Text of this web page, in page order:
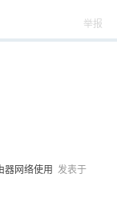
举报
器网络使用 发表于